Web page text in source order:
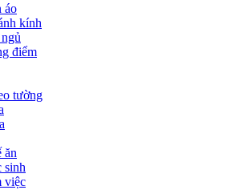
áo
kính
điểm
tường
ăn
sinh
việc